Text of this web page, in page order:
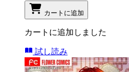
カートに追加
カートに追加しました
試し読み